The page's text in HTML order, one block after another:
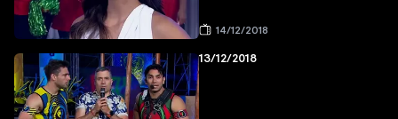
14/12/2018
13/12/2018